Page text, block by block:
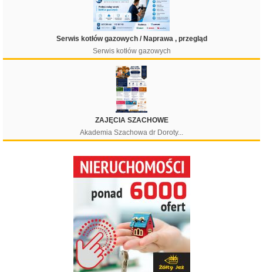
Serwis kotłów gazowych / Naprawa , przegląd
Serwis kotłów gazowych
ZAJĘCIA SZACHOWE
Akademia Szachowa dr Doroty...